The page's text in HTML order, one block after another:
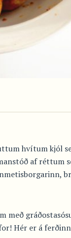
hvítum kjól
af réttum
með
Hér er á